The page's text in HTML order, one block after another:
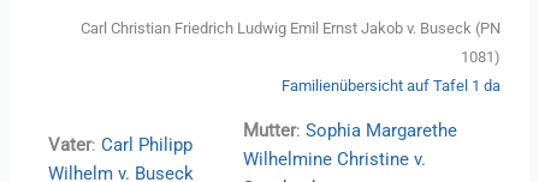
Carl Christian Friedrich Ludwig Emil Ernst Jakob v. Buseck (PN
1081)
Familienübersicht auf Tafel 1 da
Vater: Carl Philipp
Wilhelm v. Buseck
Mutter: Sophia Margarethe
Wilhelmine Christine v.